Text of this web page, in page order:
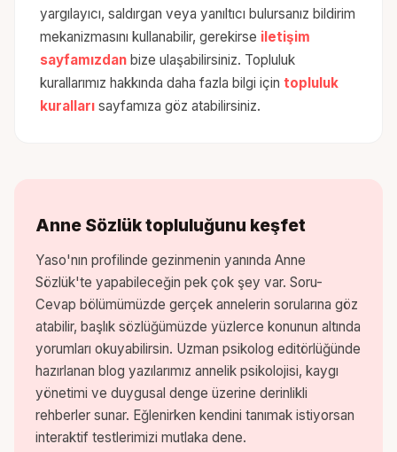
yargılayıcı, saldırgan veya yanıltıcı bulursanız bildirim
mekanizmasını kullanabilir, gerekirse iletişim
sayfamızdan bize ulaşabilirsiniz. Topluluk
kurallarımız hakkında daha fazla bilgi için topluluk
kuralları sayfamıza göz atabilirsiniz.
Anne Sözlük topluluğunu keşfet
Yaso'nın profilinde gezinmenin yanında Anne
Sözlük'te yapabileceğin pek çok şey var. Soru-
Cevap bölümümüzde gerçek annelerin sorularına göz
atabilir, başlık sözlüğümüzde yüzlerce konunun altında
yorumları okuyabilirsin. Uzman psikolog editörlüğünde
hazırlanan blog yazılarımız annelik psikolojisi, kaygı
yönetimi ve duygusal denge üzerine derinlikli
rehberler sunar. Eğlenirken kendini tanımak istiyorsan
interaktif testlerimizi mutlaka dene.